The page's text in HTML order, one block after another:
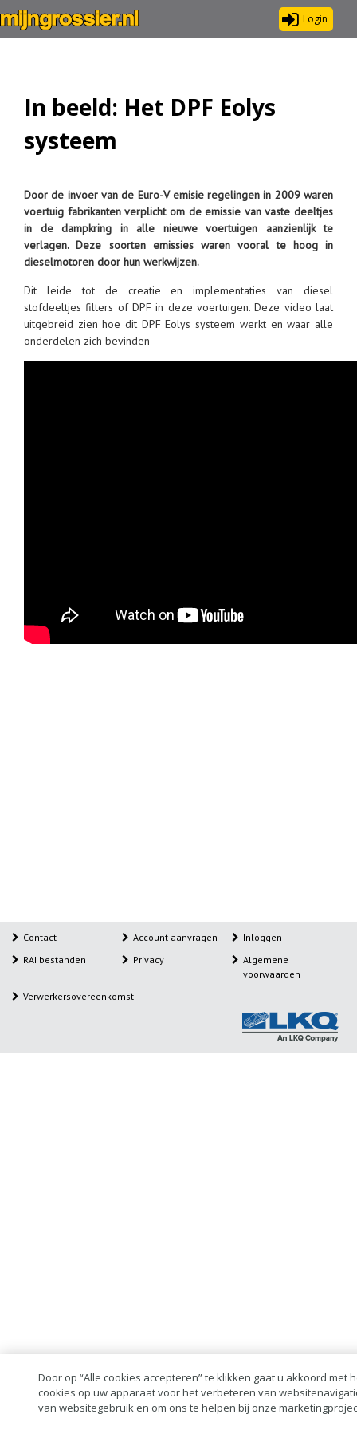
Login
In beeld: Het DPF Eolys
systeem
Door de invoer van de Euro-V emisie regelingen in 2009 waren
voertuig fabrikanten verplicht om de emissie van vaste deeltjes
in de dampkring in alle nieuwe voertuigen aanzienlijk te
verlagen. Deze soorten emissies waren vooral te hoog in
dieselmotoren door hun werkwijzen.
Dit leide tot de creatie en implementaties van diesel
stofdeeltjes filters of DPF in deze voertuigen. Deze video laat
uitgebreid zien hoe dit DPF Eolys systeem werkt en waar alle
onderdelen zich bevinden
Contact Account aanvragen
Inloggen
RAI bestanden
Privacy
Algemene
voorwaarden
Verwerkersovereenkomst
Door op “Alle cookies accepteren” te klikken gaat u akkoord met
cookies op uw apparaat voor het verbeteren van
van websitegebruik en om ons te helpen bij onze